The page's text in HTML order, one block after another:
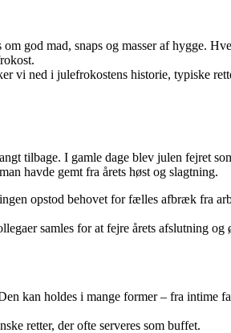
god mad, snaps og masser af hygge.
ned i julefrokostens historie, typiske
tilbage. I gamle dage blev julen fejret
havde gemt fra årets høst og slagtning.
opstod behovet for fælles afbræk fra
samles for at fejre årets afslutning
kan holdes i mange former – fra intime
retter, der ofte serveres som buffet.